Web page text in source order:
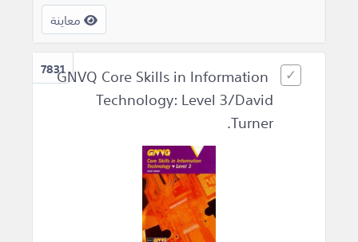
معاينة
7831GNVQ Core Skills in Information
Technology: Level 3/David
Turner.